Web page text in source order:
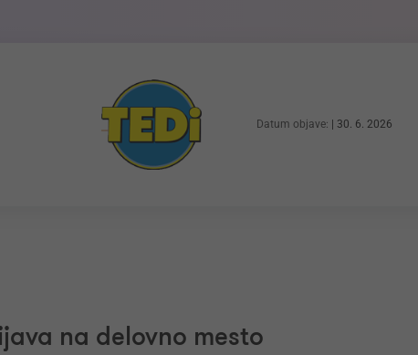
Datum objave: 30. 6. 2026
na delovno mesto